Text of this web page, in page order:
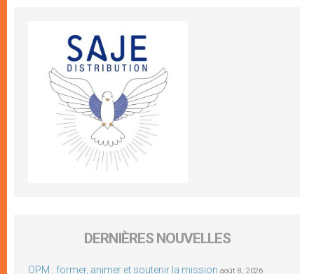
DERNIÈRES NOUVELLES
OPM : former, animer et soutenir la mission août 8, 2026